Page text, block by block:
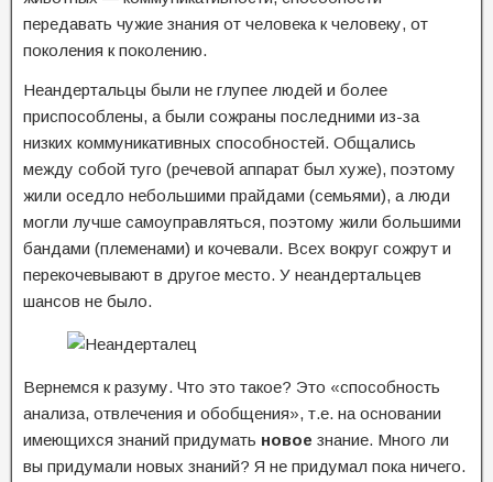
передавать чужие знания от человека к человеку, от
поколения к поколению.
Неандертальцы были не глупее людей и более
приспособлены, а были сожраны последними из-за
низких коммуникативных способностей. Общались
между собой туго (речевой аппарат был хуже), поэтому
жили оседло небольшими прайдами (семьями), а люди
могли лучше самоуправляться, поэтому жили большими
бандами (племенами) и кочевали. Всех вокруг сожрут и
перекочевывают в другое место. У неандертальцев
шансов не было.
Вернемся к разуму. Что это такое? Это «способность
анализа, отвлечения и обобщения», т.е. на основании
имеющихся знаний придумать новое знание. Много ли
вы придумали новых знаний? Я не придумал пока ничего.